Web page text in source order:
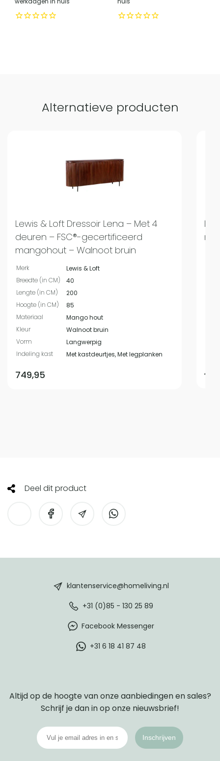
+31 (0)85 - 130 25 89
Alternatieve producten
Lewis & Loft Dressoir Lena – Met 4
deuren – FSC®-gecertificeerd
mangohout – Walnoot bruin
Merk
Lewis & Loft
Breedte (in CM)
40
Lengte (in CM)
200
Hoogte (in CM)
85
Materiaal
Mango hout
Kleur
Walnoot bruin
Vorm
Langwerpig
Indeling kast
Met kastdeurtjes, Met legplanken
749,95
Deel dit product
klantenservice@homeliving.nl
+31 (0)85 - 130 25 89
Facebook Messenger
+31 6 18 41 87 48
Altijd op de hoogte van onze aanbiedingen en sales?
Schrijf je dan in op onze nieuwsbrief!
Inschrijven